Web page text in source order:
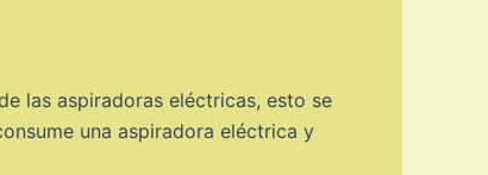
las aspiradoras eléctricas, esto se
una aspiradora eléctrica y